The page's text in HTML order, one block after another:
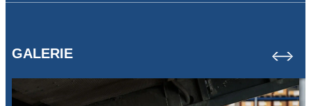
GALERIE